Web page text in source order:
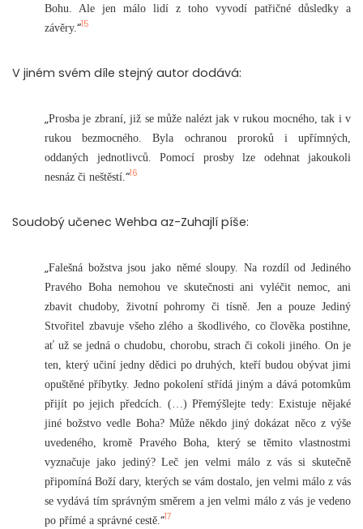
Bohu. Ale jen málo lidí z toho vyvodí patřičné důsledky a
závěry.“15
V jiném svém díle stejný autor dodává:
„Prosba je zbraní, již se může nalézt jak v rukou mocného, tak i v
rukou bezmocného. Byla ochranou proroků i upřímných,
oddaných jednotlivců. Pomocí prosby lze odehnat jakoukoli
nesnáz či neštěstí. “16
Soudobý učenec Wehba az-Zuhajlí píše:
„Falešná božstva jsou jako němé sloupy. Na rozdíl od Jediného
Pravého Boha nemohou ve skutečnosti ani vyléčit nemoc, ani
zbavit chudoby, životní pohromy či tísně. Jen a pouze Jediný
Stvořitel zbavuje všeho zlého a škodlivého, co člověka postihne,
ať už se jedná o chudobu, chorobu, strach či cokoli jiného. On je
ten, který učiní jedny dědici po druhých, kteří budou obývat jimi
opuštěné příbytky. Jedno pokolení střídá jiným a dává potomkům
přijít po jejich předcích. (…) Přemýšlejte tedy: Existuje nějaké
jiné božstvo vedle Boha? Může někdo jiný dokázat něco z výše
uvedeného, kromě Pravého Boha, který se těmito vlastnostmi
vyznačuje jako jediný? Leč jen velmi málo z vás si skutečně
připomíná Boží dary, kterých se vám dostalo, jen velmi málo z vás
se vydává tím správným směrem a jen velmi málo z vás je vedeno
po přímé a správné cestě. “17